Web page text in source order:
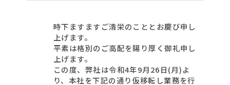
時下ますますご清栄のこととお慶び申し
上げます。
平素は格別のご高配を賜り厚く御礼申し
上げます。
この度、弊社は令和4年9月26日(月)よ
り、本社を下記の通り仮移転し業務を行